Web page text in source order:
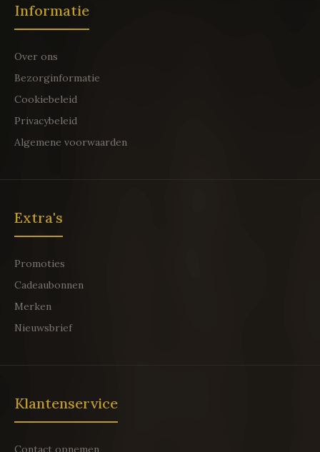
Informatie
Over ons
Bezorginformatie
Cookiebeleid
Privacybeleid
Algemene voorwaarden
Extra's
Promoties
Cadeaubonnen
Merken
Nieuwsbrief
Klantenservice
Contact opnemen